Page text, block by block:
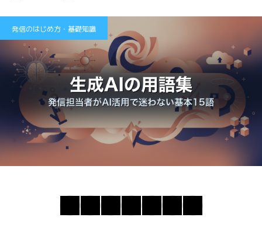
発信のはじめ方・基礎知識